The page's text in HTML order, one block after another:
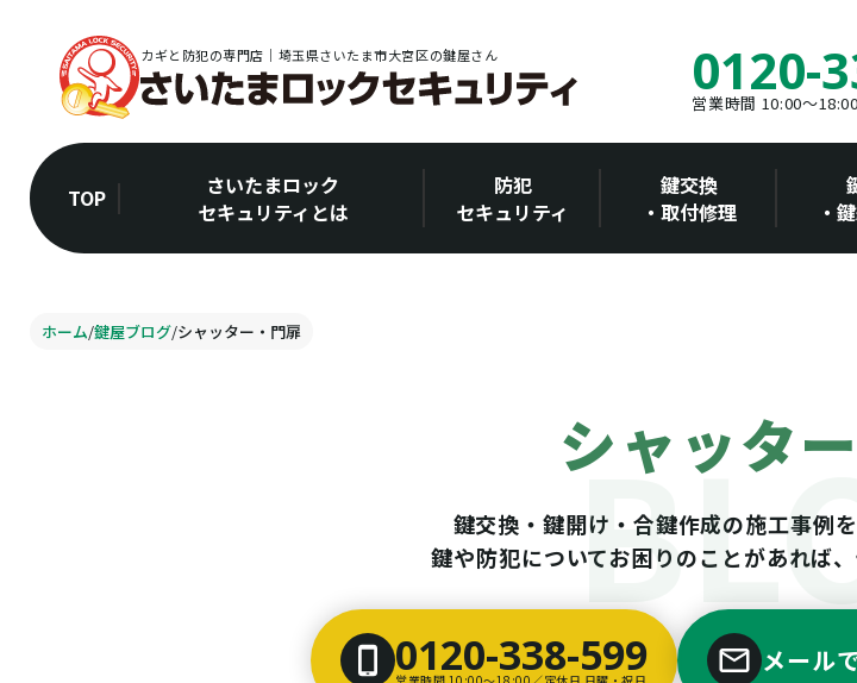
カギと防犯の専門店｜埼玉県さいたま市大宮区の鍵屋さん 0120-
営業時間 10:00～
TOP
さいたまロック
セキュリティとは
防犯
セキュリティ
鍵交換
・取付修理
・
ホーム/鍵屋ブログ/シャッター・門扉
シャッタ
鍵交換・鍵開け・合鍵作成の施工事例
鍵や防犯についてお困りのことがあれば
0120-338-599 メール